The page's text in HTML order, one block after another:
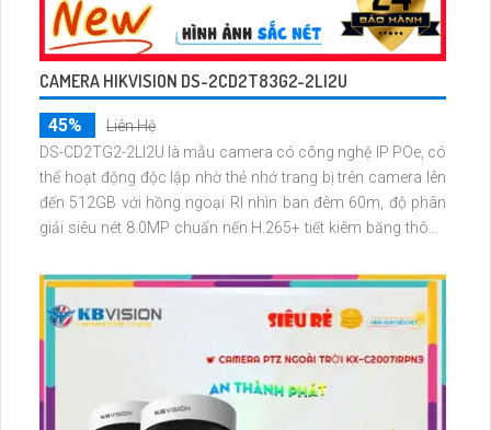
CAMERA HIKVISION DS-2CD2T83G2-2LI2U
45%
Liên Hệ
DS-CD2TG2-2LI2U là mẫu camera có công nghệ IP POe, có
thể hoạt động độc lập nhờ thẻ nhớ trang bị trên camera lên
đến 512GB với hồng ngoại RI nhìn ban đêm 60m, độ phân
giải siêu nét 8.0MP chuẩn nến H.265+ tiết kiêm băng thông
người và phương tiện, hàng rào ảo, phát hiện xâm nhập